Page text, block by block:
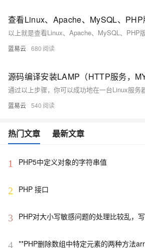
查看Linux、Apache、MySQL、
蓝易云 680
蓝易云 540
热门文章 最新文章
1 PHP5中定义对象的字符串值
2 PHP 接口
3
PHP对大小写敏感问题的处理比较乱，
4 **PHP删除数组中特定元素的两种方法